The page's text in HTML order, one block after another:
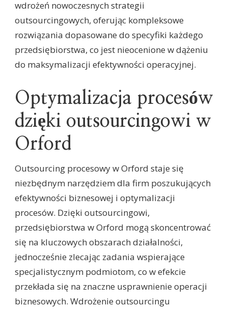
wdrożeń nowoczesnych strategii
outsourcingowych, oferując kompleksowe
rozwiązania dopasowane do specyfiki każdego
przedsiębiorstwa, co jest nieocenione w dążeniu
do maksymalizacji efektywności operacyjnej.
Optymalizacja procesów
dzięki outsourcingowi w
Orford
Outsourcing procesowy w Orford staje się
niezbędnym narzędziem dla firm poszukujących
efektywności biznesowej i optymalizacji
procesów. Dzięki outsourcingowi,
przedsiębiorstwa w Orford mogą skoncentrować
się na kluczowych obszarach działalności,
jednocześnie zlecając zadania wspierające
specjalistycznym podmiotom, co w efekcie
przekłada się na znaczne usprawnienie operacji
biznesowych. Wdrożenie outsourcingu